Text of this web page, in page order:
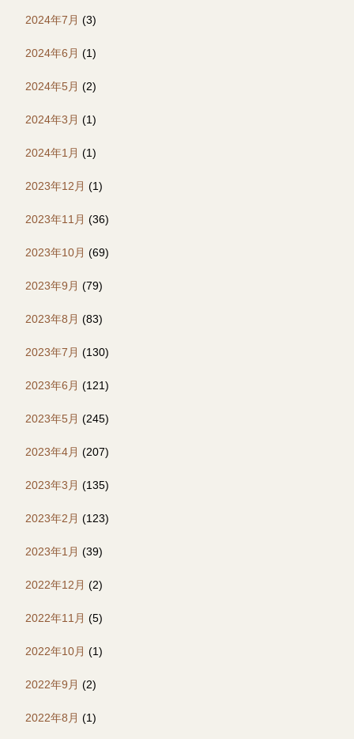
2024年7月 (3)
2024年6月 (1)
2024年5月 (2)
2024年3月 (1)
2024年1月 (1)
2023年12月 (1)
2023年11月 (36)
2023年10月 (69)
2023年9月 (79)
2023年8月 (83)
2023年7月 (130)
2023年6月 (121)
2023年5月 (245)
2023年4月 (207)
2023年3月 (135)
2023年2月 (123)
2023年1月 (39)
2022年12月 (2)
2022年11月 (5)
2022年10月 (1)
2022年9月 (2)
2022年8月 (1)